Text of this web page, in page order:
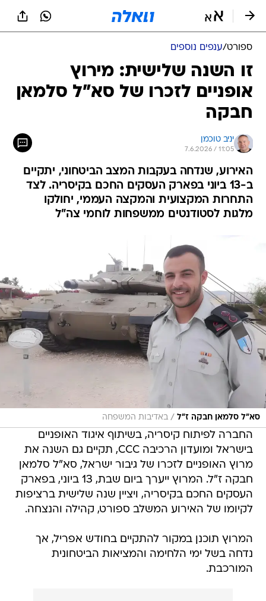
ספורט/ענפים נוספים
זו השנה שלישית: מירוץ
אופניים לזכרו של סא"ל סלמאן
חבקה
יניב טוכמן
7.6.2026 / 11:05
האירוע, שנדחה בעקבות המצב הביטחוני, יתקיים
ב-13 ביוני בפארק העסקים החכם בקיסריה. לצד
התחרות המקצועית והמקצה העממי, יחולקו
מלגות לסטודנטים ממשפחות לוחמי צה"ל
סא"ל סלמאן חבקה ז"ל / באדיבות המשפחה
החברה לפיתוח קיסריה, בשיתוף איגוד האופניים
בישראל ומועדון הרכיבה CCC, תקיים גם השנה את
מרוץ האופניים לזכרו של גיבור ישראל, סא"ל סלמאן
חבקה ז"ל. המרוץ ייערך ביום שבת, 13 ביוני, בפארק
העסקים החכם בקיסריה, ויציין שנה שלישית ברציפות
לקיומו של האירוע המשלב ספורט, קהילה והנצחה.
המרוץ תוכנן במקור להתקיים בחודש אפריל, אך
נדחה בשל ימי הלחימה והמציאות הביטחונית
המורכבת.